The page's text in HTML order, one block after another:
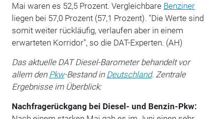
Mai waren es 52,5 Prozent. Vergleichbare Benziner
liegen bei 57,0 Prozent (57,1 Prozent). "Die Werte sind
somit weiter rückläufig, verlaufen aber in einem
erwarteten Korridor", so die DAT-Experten. (AH)
Das aktuelle DAT Diesel-Barometer behandelt vor
allem den Pkw-Bestand in Deutschland. Zentrale
Ergebnisse im Überblick:
Nachfragerückgang bei Diesel- und Benzin-Pkw: